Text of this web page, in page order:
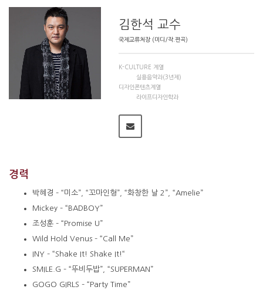
김한석 교수
국제교류처장 (미디/작.편곡)
K-CULTURE 계열
실용음악과(3년제)
디자인콘텐츠계열
라이프디자인학과
경력
박혜경 – “미소”, “꼬마인형”, “화창한 날 2”, “Amelie”
Mickey – “BADBOY”
조성훈 – “Promise U”
Wild Hold Venus – “Call Me”
INY – “Shake It! Shake It!“
SMILE.G – “뚜비두밥”, “SUPERMAN”
GOGO GIRLS – “Party Time”